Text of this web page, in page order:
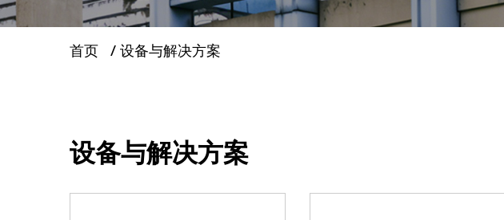
新闻
联系我们
首页 / 设备与解决方案
设备与解决方案